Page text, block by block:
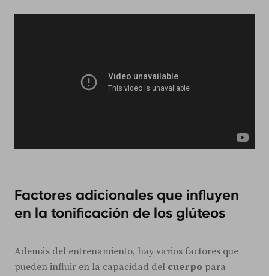
Factores adicionales que influyen
en la tonificación de los glúteos
Además del entrenamiento, hay varios factores que
pueden influir en la capacidad del cuerpo para